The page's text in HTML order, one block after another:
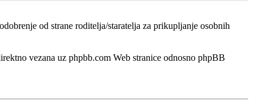
od strane roditelja/staratelja za prikupljanje osobnih
vezana uz phpbb.com Web stranice odnosno phpBB